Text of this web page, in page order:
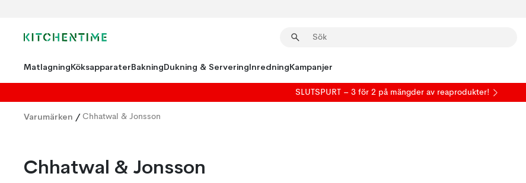
MatlagningKöksapparaterBakningDukning & ServeringInredningKampanjer
SLUTSPURT – 3 för 2 på mängder av reaprodukter!
Varumärken / Chhatwal & Jonsson
Chhatwal & Jonsson